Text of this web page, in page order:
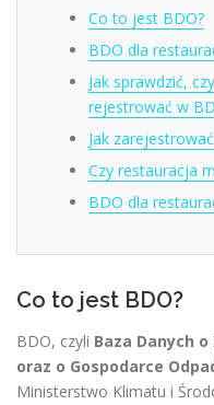
Co to jest BDO?
BDO dla
Jak sprawdzić,
rejestrować w
Jak
Czy restauracja
BDO dla
Co to jest BDO?
BDO, czyli Baza Danych
oraz o Gospodarce
Ministerstwo Klimatu i